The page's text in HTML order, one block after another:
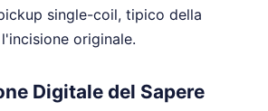
single-coil, tipico della
originale.
Digitale del Sapere